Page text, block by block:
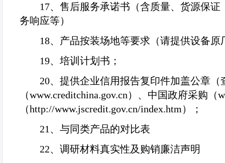
17、售后服务承诺书（含质量、货源保
务响应等）
18、产品按装场地等要求（请提供设备原
19、培训计划书；
20、提供企业信用报告复印件加盖公章（
（www.creditchina.gov.cn）、中国政府采购（
（http://www.jscredit.gov.cn/index.htm ）；
21 、与同类产品的对比表
22、调研材料真实性及购销廉洁声明